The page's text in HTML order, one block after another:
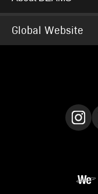
Global Website